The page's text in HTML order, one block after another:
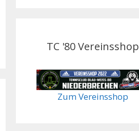
TC '80 Vereinsshop
Zum Vereinsshop